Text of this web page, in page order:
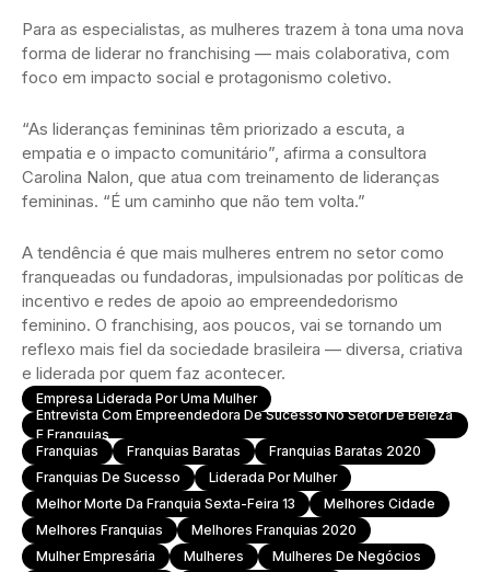
Para as especialistas, as mulheres trazem à tona uma nova
forma de liderar no franchising — mais colaborativa, com
foco em impacto social e protagonismo coletivo.
“As lideranças femininas têm priorizado a escuta, a
empatia e o impacto comunitário”, afirma a consultora
Carolina Nalon, que atua com treinamento de lideranças
femininas. “É um caminho que não tem volta.”
A tendência é que mais mulheres entrem no setor como
franqueadas ou fundadoras, impulsionadas por políticas de
incentivo e redes de apoio ao empreendedorismo
feminino. O franchising, aos poucos, vai se tornando um
reflexo mais fiel da sociedade brasileira — diversa, criativa
e liderada por quem faz acontecer.
Empresa Liderada Por Uma Mulher
Entrevista Com Empreendedora De Sucesso No Setor De Beleza
E Franquias
Franquias
Franquias Baratas
Franquias Baratas 2020
Franquias De Sucesso
Liderada Por Mulher
Melhor Morte Da Franquia Sexta-Feira 13
Melhores Cidade
Melhores Franquias
Melhores Franquias 2020
Mulher Empresária
Mulheres
Mulheres De Negócios